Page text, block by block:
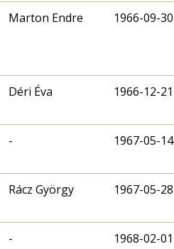
Marton Endre 1966-09-30
Déri Éva 1966-12-21
- 1967-05-14
Rácz György 1967-05-28
- 1968-02-01